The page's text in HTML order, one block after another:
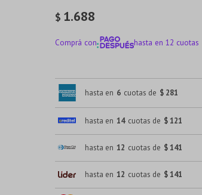
$ 1.688
Comprá con hasta en 12 cuotas
hasta en 6 cuotas de $ 281
hasta en 14 cuotas de $ 121
hasta en 12 cuotas de $ 141
hasta en 12 cuotas de $ 141